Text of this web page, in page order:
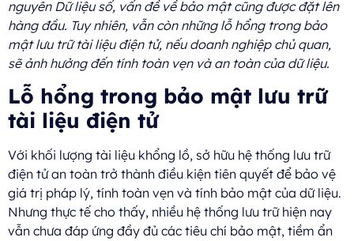
nguyên Dữ liệu số, vấn đề về bảo mật cũng được đặt lên
hàng đầu. Tuy nhiên, vẫn còn những lỗ hổng trong bảo
mật lưu trữ tài liệu điện tử, nếu doanh nghiệp chủ quan,
sẽ ảnh hưởng đến tính toàn vẹn và an toàn của dữ liệu.
Lỗ hổng trong bảo mật lưu trữ
tài liệu điện tử
Với khối lượng tài liệu khổng lồ, sở hữu hệ thống lưu trữ
điện tử an toàn trở thành điều kiện tiên quyết để bảo vệ
giá trị pháp lý, tính toàn vẹn và tính bảo mật của dữ liệu.
Nhưng thực tế cho thấy, nhiều hệ thống lưu trữ hiện nay
vẫn chưa đáp ứng đầy đủ các tiêu chí bảo mật, tiềm ẩn